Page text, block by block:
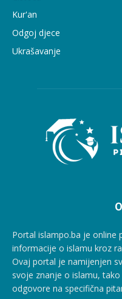
Kur'an
Odgoj djece
Ukrašavanje
Portal islampo.ba je
informacije o islamu kroz
Ovaj portal je namijenjen
svoje znanje o islamu,
odgovore na specifična